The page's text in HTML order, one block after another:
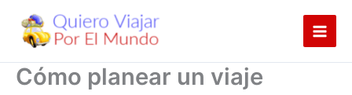
contenido
Cómo planear un viaje